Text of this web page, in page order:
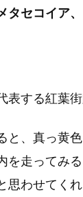
タセコイア
表する紅葉街
と、真っ黄
を走ってみ
思わせてくれ